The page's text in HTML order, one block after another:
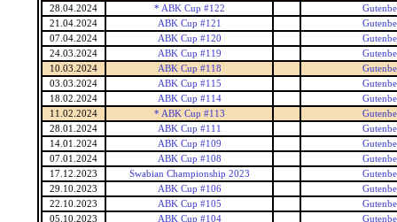
28.04.2024
* ABK Cup #122
21.04.2024
ABK Cup #121
07.04.2024
ABK Cup #120
24.03.2024
ABK Cup #119
10.03.2024
ABK Cup #118
03.03.2024
ABK Cup #115
18.02.2024
ABK Cup #114
11.02.2024
* ABK Cup #113
28.01.2024
ABK Cup #111
14.01.2024
ABK Cup #109
07.01.2024
ABK Cup #108
17.12.2023
Swabian Championship 2023
29.10.2023
ABK Cup #106
22.10.2023
ABK Cup #105
05.10.2023
ABK Cup #104